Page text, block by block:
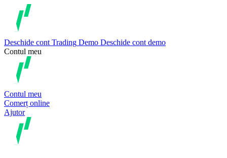
Deschide cont Trading Demo Deschide cont demo
Contul meu
Contul meu
Comerț online
Ajutor